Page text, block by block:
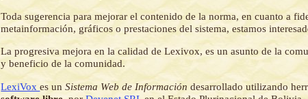
Toda sugerencia para mejorar el contenido de la norma, en cuanto a
metainformación, gráficos o prestaciones del sistema, estamos
La progresiva mejora en la calidad de Lexivox, es un asunto de la
y beneficio de la comunidad.
LexiVoxes unSistema Web de Información desarrollado utilizando